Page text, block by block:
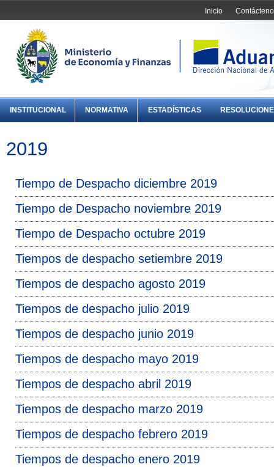
Inicio
INSTITUCIONAL NORMATIVA ESTADÍSTICAS
2019
Tiempo de Despacho diciembre 2019
Tiempo de Despacho noviembre 2019
Tiempo de Despacho octubre 2019
Tiempos de despacho setiembre 2019
Tiempos de despacho agosto 2019
Tiempos de despacho julio 2019
Tiempos de despacho junio 2019
Tiempos de despacho mayo 2019
Tiempos de despacho abril 2019
Tiempos de despacho marzo 2019
Tiempos de despacho febrero 2019
Tiempos de despacho enero 2019